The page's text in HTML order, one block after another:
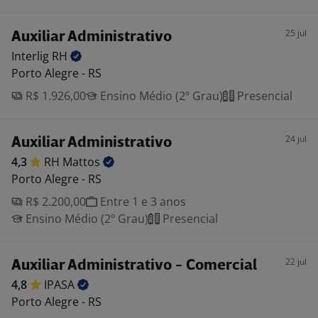
Auxiliar Administrativo 25 jul
Interlig RH
Porto Alegre - RS
R$ 1.926,00
Ensino Médio (2º Grau) Presencial
Auxiliar Administrativo 24 jul
4,3 RH Mattos
Porto Alegre - RS
R$ 2.200,00
Entre 1 e 3 anos
Ensino Médio (2º Grau)
Presencial
Auxiliar Administrativo - Comercial 22 jul
4,8
IPASA
Porto Alegre - RS